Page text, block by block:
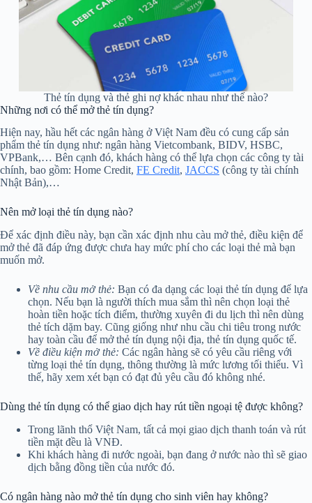
Thẻ tín dụng và thẻ ghi nợ khác nhau như thế nào?
Những nơi có thể mở thẻ tín dụng?
Hiện nay, hầu hết các ngân hàng ở Việt Nam đều có cung cấp sản
phẩm thẻ tín dụng như: ngân hàng Vietcombank, BIDV, HSBC,
VPBank,… Bên cạnh đó, khách hàng có thể lựa chọn các công ty tài
chính, bao gồm: Home Credit, FE Credit, JACCS (công ty tài chính
Nhật Bản),…
Nên mở loại thẻ tín dụng nào?
Để xác định điều này, bạn cần xác định nhu càu mở thẻ, điều kiện để
mở thẻ đã đáp ứng được chưa hay mức phí cho các loại thẻ mà bạn
muốn mở.
Về nhu cầu mở thẻ: Bạn có đa dạng các loại thẻ tín dụng để lựa
chọn. Nếu bạn là người thích mua sắm thì nên chọn loại thẻ
hoàn tiền hoặc tích điểm, thường xuyên đi du lịch thì nên dùng
thẻ tích dặm bay. Cũng giống như nhu cầu chi tiêu trong nước
hay toàn cầu để mở thẻ tín dụng nội địa, thẻ tín dụng quốc tế.
Về điều kiện mở thẻ: Các ngân hàng sẽ có yêu cầu riêng với
từng loại thẻ tín dụng, thông thường là mức lương tối thiểu. Vì
thế, hãy xem xét bạn có đạt đủ yêu cầu đó không nhé.
Dùng thẻ tín dụng có thể giao dịch hay rút tiền ngoại tệ được không?
Trong lãnh thổ Việt Nam, tất cả mọi giao dịch thanh toán và rút
tiền mặt đều là VNĐ.
Khi khách hàng đi nước ngoài, bạn đang ở nước nào thì sẽ giao
dịch bằng đồng tiền của nước đó.
Có ngân hàng nào mở thẻ tín dụng cho sinh viên hay không?